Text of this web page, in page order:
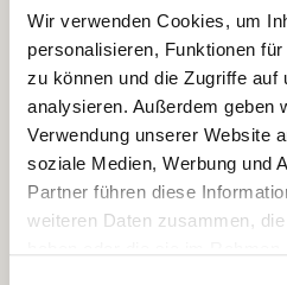
Wir verwenden Cookies, um
personalisieren, Funktionen
zu können und die Zugriffe auf
analysieren. Außerdem geben
Verwendung unserer Website
soziale Medien, Werbung und
Partner führen diese
weiteren Daten zusammen,
Ich bin damit einverstanden, dass
ausschließlich zum Zweck der
verarbeitet, auf IT- Systemen der
GmbH, Heinrich-von-Kleist-Straße
(Betreiber) gespeichert und an die
verantwortliche Stelle zur
werden.
Diese Einwilligungserklärung kann